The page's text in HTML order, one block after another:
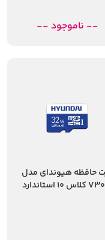
-- ناموجود --
حافظه هیوندای مدل
V30 A1 کلاس 10 استاندارد